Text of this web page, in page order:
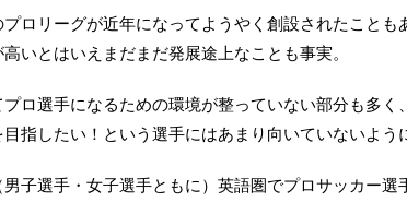
プロリーグが近年になってようやく創設されたことも
いとはいえまだまだ発展途上なことも事実。
ロ選手になるための環境が整っていない部分も多く
指したい！という選手にはあまり向いていないよう
子選手・女子選手ともに）英語圏でプロサッカー選